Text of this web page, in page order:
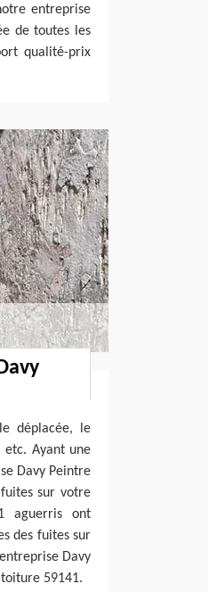
entreprise
de toutes les
qualité-prix
déplacée, le
etc. Ayant une
Davy Peintre
sur votre
aguerris ont
des fuites sur
Davy
59141.